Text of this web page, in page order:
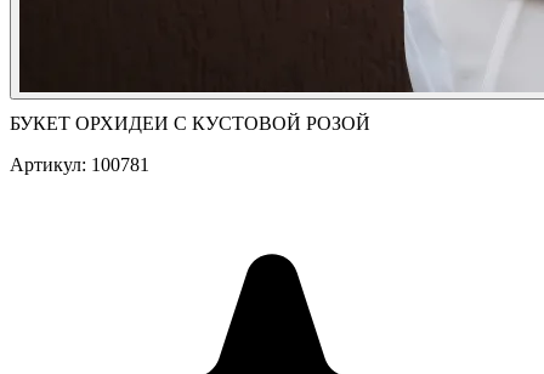
БУКЕТ ОРХИДЕИ С КУСТОВОЙ РОЗОЙ
Артикул: 100781